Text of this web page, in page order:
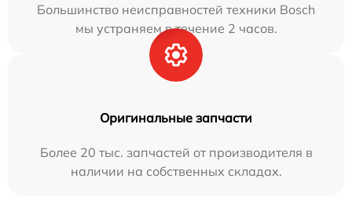
Большинство неисправностей техники Bosch
мы устраняем в течение 2 часов.
Оригинальные запчасти
Более 20 тыс. запчастей от производителя в
наличии на собственных складах.